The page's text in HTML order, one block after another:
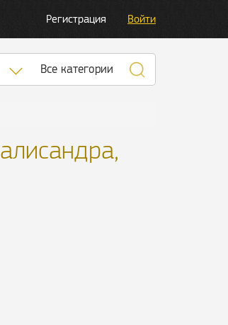
Регистрация Войти
Список категорий
Все категории